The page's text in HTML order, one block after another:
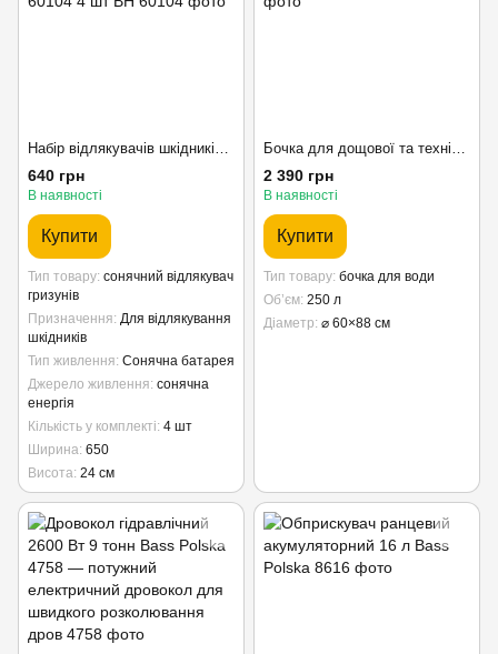
Набір відлякувачів шкідників на сонячній батареї Bass Polska BH 60104 4 шт
640 грн
В наявності
Купити
Тип товару сонячний відлякувач
гризунів
Призначення Для відлякування
шкідників
Тип живлення Сонячна батарея
Джерело живлення сонячна
енергія
Кількість у комплекті 4 шт
Ширина 650
Висота 24 см
Бочка для дощової та технічної води 250л Bass Polska 7997 зелена
2 390 грн
В наявності
Купити
Тип товару бочка для води
Об’єм 250 л
Діаметр ⌀ 60×88 см